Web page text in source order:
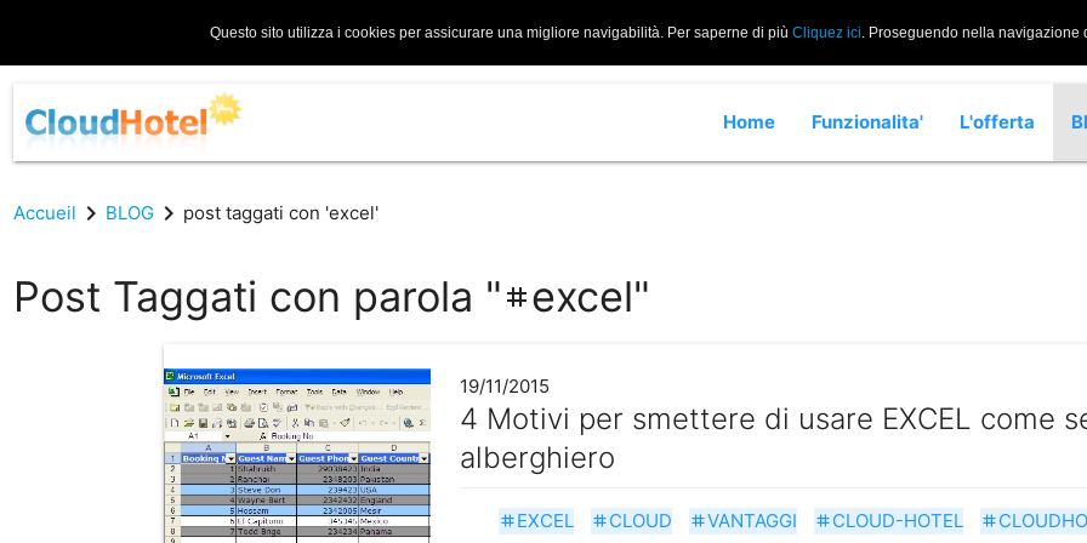
Questo sito utilizza i cookies per assicurare una migliore navigabilità. Per saperne di più Cliquez ici. Proseguendo nella navigazione
Home Funzionalita' L'offerta
Accueil chevron_right BLOG chevron_right post taggati con 'excel'
Post Taggati con parola " tag excel"
19/11/2015
4 Motivi per smettere di usare EXCEL come
alberghiero
tag
tag CLOUD-HOTEL
tagVANTAGGI
tag CLOUD
tag EXCEL